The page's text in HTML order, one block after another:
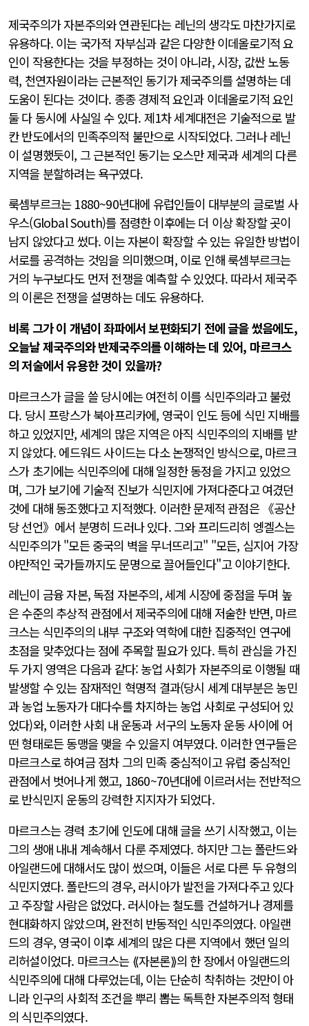
제국주의가 자본주의와 연관된다는 레닌의 생각도 마찬가지로
유용하다. 이는 국가적 자부심과 같은 다양한 이데올로기적 요
인이 작용한다는 것을 부정하는 것이 아니라, 시장, 값싼 노동
력, 천연자원이라는 근본적인 동기가 제국주의를 설명하는 데
도움이 된다는 것이다. 종종 경제적 요인과 이데올로기적 요인
둘 다 동시에 사실일 수 있다. 제1차 세계대전은 기술적으로 발
칸 반도에서의 민족주의적 불만으로 시작되었다. 그러나 레닌
이 설명했듯이, 그 근본적인 동기는 오스만 제국과 세계의 다른
지역을 분할하려는 욕구였다.
룩셈부르크는 1880~90년대에 유럽인들이 대부분의 글로벌 사
우스(Global South)를 점령한 이후에는 더 이상 확장할 곳이
남지 않았다고 썼다. 이는 자본이 확장할 수 있는 유일한 방법이
서로를 공격하는 것임을 의미했으며, 이로 인해 룩셈부르크는
거의 누구보다도 먼저 전쟁을 예측할 수 있었다. 따라서 제국주
의 이론은 전쟁을 설명하는 데도 유용하다.
비록 그가 이 개념이 좌파에서 보편화되기 전에 글을 썼음에도,
오늘날 제국주의와 반제국주의를 이해하는 데 있어, 마르크스
의 저술에서 유용한 것이 있을까?
마르크스가 글을 쓸 당시에는 여전히 이를 식민주의라고 불렀
다. 당시 프랑스가 북아프리카에, 영국이 인도 등에 식민 지배를
하고 있었지만, 세계의 많은 지역은 아직 식민주의의 지배를 받
지 않았다. 에드워드 사이드는 다소 논쟁적인 방식으로, 마르크
스가 초기에는 식민주의에 대해 일정한 동정을 가지고 있었으
며, 그가 보기에 기술적 진보가 식민지에 가져다준다고 여겼던
것에 대해 동조했다고 지적했다. 이러한 문제적 관점은 《공산
당 선언》에서 분명히 드러나 있다. 그와 프리드리히 엥겔스는
식민주의가 "모든 중국의 벽을 무너뜨리고" "모든, 심지어 가장
야만적인 국가들까지도 문명으로 끌어들인다"고 이야기한다.
레닌이 금융 자본, 독점 자본주의, 세계 시장에 중점을 두며 높
은 수준의 추상적 관점에서 제국주의에 대해 저술한 반면, 마르
크스는 식민주의의 내부 구조와 역학에 대한 집중적인 연구에
초점을 맞추었다는 점에 주목할 필요가 있다. 특히 관심을 가진
두 가지 영역은 다음과 같다: 농업 사회가 자본주의로 이행될 때
발생할 수 있는 잠재적인 혁명적 결과(당시 세계 대부분은 농민
과 농업 노동자가 대다수를 차지하는 농업 사회로 구성되어 있
었다)와, 이러한 사회 내 운동과 서구의 노동자 운동 사이에 어
떤 형태로든 동맹을 맺을 수 있을지 여부였다. 이러한 연구들은
마르크스로 하여금 점차 그의 민족 중심적이고 유럽 중심적인
관점에서 벗어나게 했고, 1860~70년대에 이르러서는 전반적으
로 반식민지 운동의 강력한 지지자가 되었다.
마르크스는 경력 초기에 인도에 대해 글을 쓰기 시작했고, 이는
그의 생애 내내 계속해서 다룬 주제였다. 하지만 그는 폴란드와
아일랜드에 대해서도 많이 썼으며, 이들은 서로 다른 두 유형의
식민지였다. 폴란드의 경우, 러시아가 발전을 가져다주고 있다
고 주장할 사람은 없었다. 러시아는 철도를 건설하거나 경제를
현대화하지 않았으며, 완전히 반동적인 식민주의였다. 아일랜
드의 경우, 영국이 이후 세계의 많은 다른 지역에서 했던 일의
리허설이었다. 마르크스는 ⟪자본론⟫의 한 장에서 아일랜드의
식민주의에 대해 다루었는데, 이는 단순히 착취하는 것만이 아
니라 인구의 사회적 조건을 뿌리 뽑는 독특한 자본주의적 형태
의 식민주의였다.